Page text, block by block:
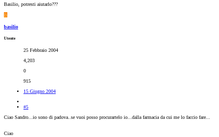
Basilio, potresti aiutarlo???
B
basilio
Utente
25 Febbraio 2004
4,203
0
915
15 Giugno 2004
#5
Ciao Sandro...io sono di padova..se vuoi posso procurartelo io...dalla farmacia da cui me lo faccio fare...
Ciao